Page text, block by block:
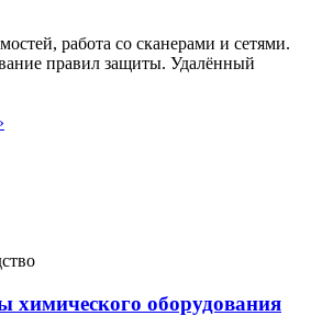
работа со сканерами и сетями.
правил защиты. Удалённый
химического оборудования